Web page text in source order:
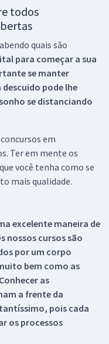
todos
quais são
para começar a sua
se manter
pode lhe
se distanciando
em
Ter em mente os
você tenha como se
mais qualidade.
excelente maneira de
nossos cursos são
por um corpo
bem como as
as
a frente da
pois cada
os processos